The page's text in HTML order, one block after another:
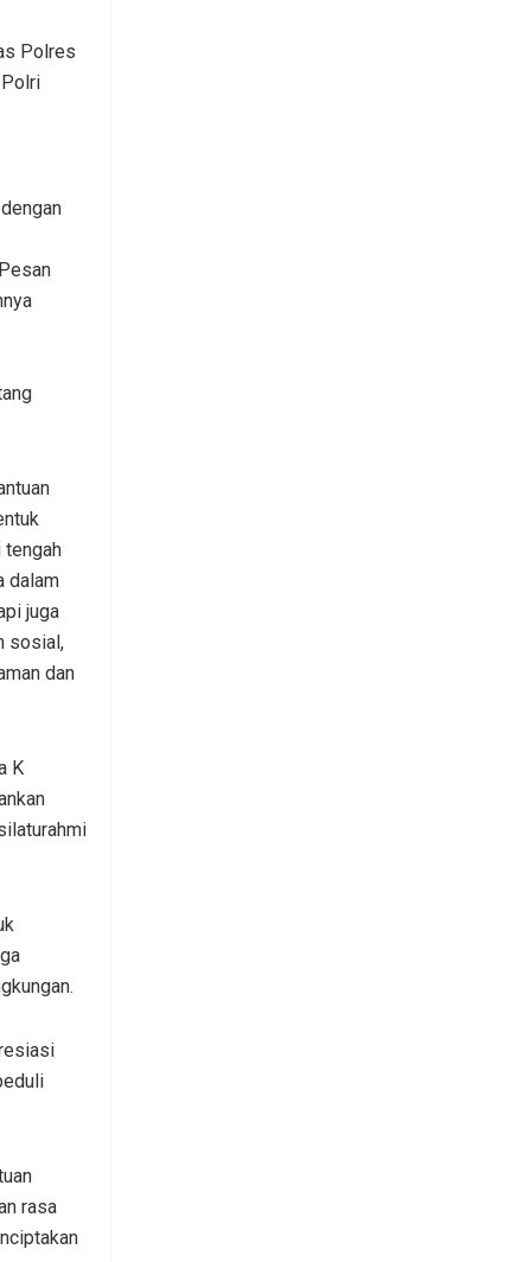
Polres
tengah
dalam
juga
sosial,
dan
K
rasa